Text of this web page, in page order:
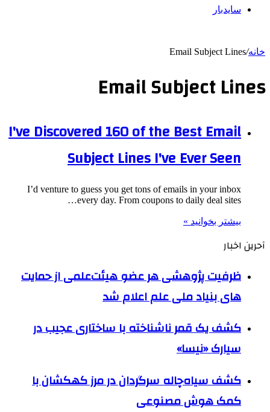
سایدبار
خانه/
Email Subject Lines
Email Subject Lines
I've Discovered 160 of the Best Email
Subject Lines I've Ever Seen
I’d venture to guess you get tons of emails in your inbox
every day. From coupons to daily deal sites…
بیشتر بخوانید »
آحرین اخبار
ظرفیت پژوهشی هر عضو هیئت‌علمی از حمایت
های بنیاد ملی علم اعلام شد
کشف یک قمر ناشناخته با ساختاری عجیب در
سیارک «نیسا»
کشف سیاه‌چاله سرگردان در مرز کهکشان با
کمک هوش مصنوعی